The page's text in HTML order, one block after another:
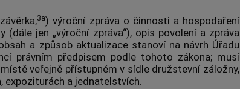
3a) výroční zpráva o činnosti a hospodaření
(dále jen „výroční zpráva“), opis povolení a zpráva
a způsob aktualizace stanoví na návrh Úřadu
právním předpisem podle tohoto zákona; musí
veřejně přístupném v sídle družstevní záložny,
expoziturách a jednatelstvích.